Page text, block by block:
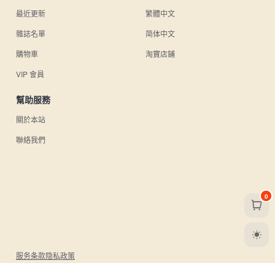
最近更新
雜誌名單
購物車
VIP 會員
繁體中文
简体中文
淘寶店鋪
幫助服務
關於本站
聯絡我們
服务条款隐私政策
0